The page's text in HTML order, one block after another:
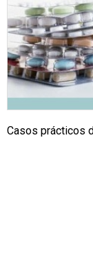
Casos prácticos